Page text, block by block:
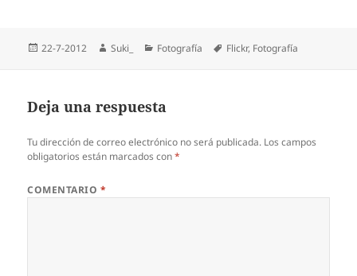
Publicado
22-7-2012 Autor
Suki_ Categorías
Fotografía Etiquetas
Flickr, Fotografí­a
Deja una respuesta
Tu dirección de correo electrónico no será publicada. Los campos
obligatorios están marcados con*
COMENTARIO *